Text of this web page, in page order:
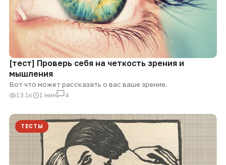
[тест] Проверь себя на четкость зрения и
мышления
Вот что может рассказать о вас ваше зрение.
13.1к 1 мин 4
ТЕСТЫ